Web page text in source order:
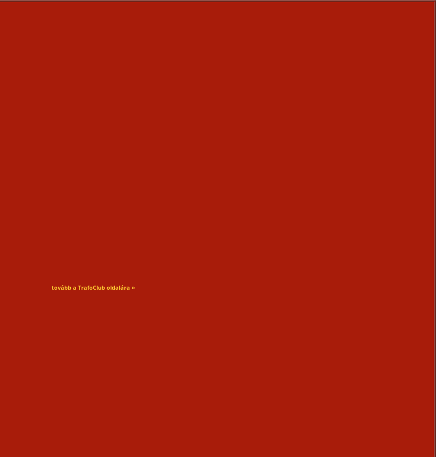
tovább a TrafoClub oldalára »